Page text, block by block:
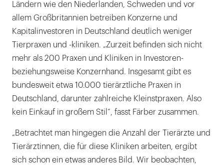
Ländern wie den Niederlanden, Schweden und vor
allem Großbritannien betreiben Konzerne und
Kapitalinvestoren in Deutschland deutlich weniger
Tierpraxen und -kliniken. „Zurzeit befinden sich nicht
mehr als 200 Praxen und Kliniken in Investoren-
beziehungsweise Konzernhand. Insgesamt gibt es
bundesweit etwa 10.000 tierärztliche Praxen in
Deutschland, darunter zahlreiche Kleinstpraxen. Also
kein Einkauf in großem Stil“, fasst Färber zusammen.
„Betrachtet man hingegen die Anzahl der Tierärzte und
Tierärztinnen, die für diese Kliniken arbeiten, ergibt
sich schon ein etwas anderes Bild. Wir beobachten,